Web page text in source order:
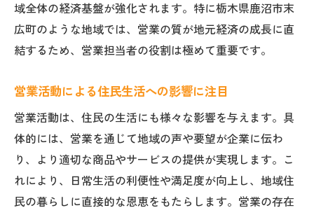
営業活動から見た地域ニーズの変化とは
営業が牽引する地域産業の未来展望
営業戦略を考えるなら地域特性が鍵
営業戦略立案に活きる地域特性の把握方法
営業活動で重視すべき地域ならではの強み
地域特性を活かした営業の成功事例を紹介
営業計画に役立つ地域情報の収集ポイント
域全体の経済基盤が強化されます。特に栃木県鹿沼市末
広町のような地域では、営業の質が地元経済の成長に直
結するため、営業担当者の役割は極めて重要です。
営業活動による住民生活への影響に注目
営業活動は、住民の生活にも様々な影響を与えます。具
体的には、営業を通じて地域の声や要望が企業に伝わ
り、より適切な商品やサービスの提供が実現します。こ
れにより、日常生活の利便性や満足度が向上し、地域住
民の暮らしに直接的な恩恵をもたらします。営業の存在